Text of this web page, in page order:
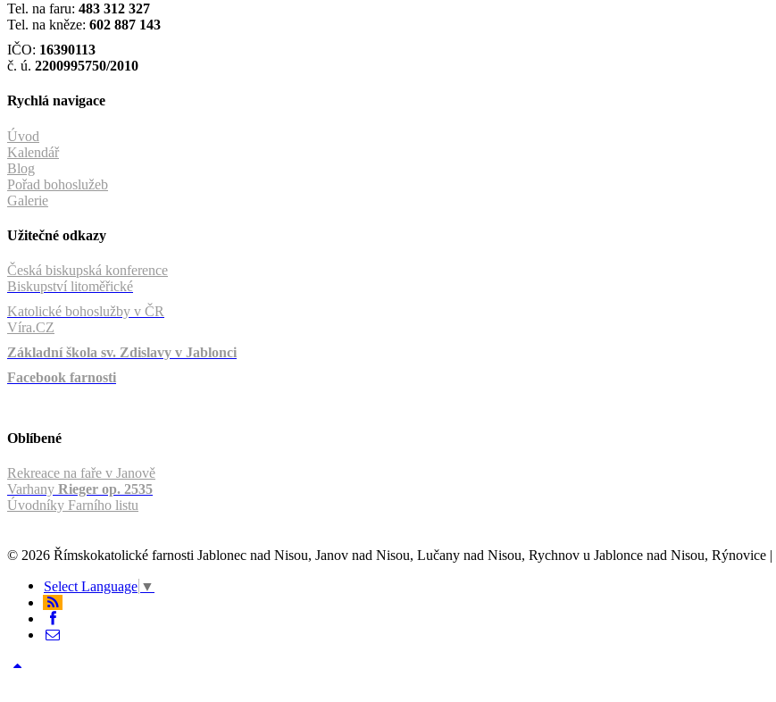
Tel. na faru: 483 312 327
Tel. na kněze: 602 887 143
IČO: 16390113
č. ú. 2200995750/2010
Rychlá navigace
Úvod
Kalendář
Blog
Pořad bohoslužeb
Galerie
Užitečné odkazy
Česká biskupská konference
Biskupství litoměřické
Katolické bohoslužby v ČR
Víra.CZ
Základní škola sv. Zdislavy v Jablonci
Facebook farnosti
Oblíbené
Rekreace na faře v Janově
Varhany Rieger op. 2535
Úvodníky Farního listu
© 2026 Římskokatolické farnosti Jablonec nad Nisou, Janov nad Nisou, Lučany nad Nisou, Rychnov u Jablonce nad Nisou, Rýnovice |
Select Language ▼